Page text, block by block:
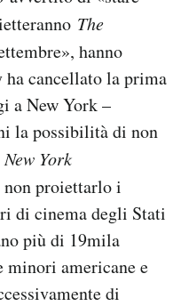
The
hanno
cancellato la prima
a New York –
la possibilità di non
New York
non proiettarlo i
di cinema degli Stati
più di 19mila
minori americane e
di